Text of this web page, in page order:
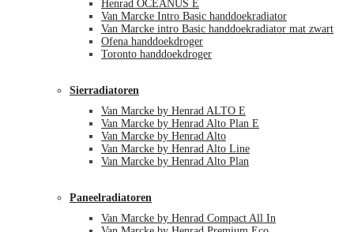
Henrad OCEANUS E
Van Marcke Intro Basic handdoekradiator
Van Marcke intro Basic handdoekradiator mat zwart
Ofena handdoekdroger
Toronto handdoekdroger
Sierradiatoren
Van Marcke by Henrad ALTO E
Van Marcke by Henrad Alto Plan E
Van Marcke by Henrad Alto
Van Marcke by Henrad Alto Line
Van Marcke by Henrad Alto Plan
Paneelradiatoren
Van Marcke by Henrad Compact All In